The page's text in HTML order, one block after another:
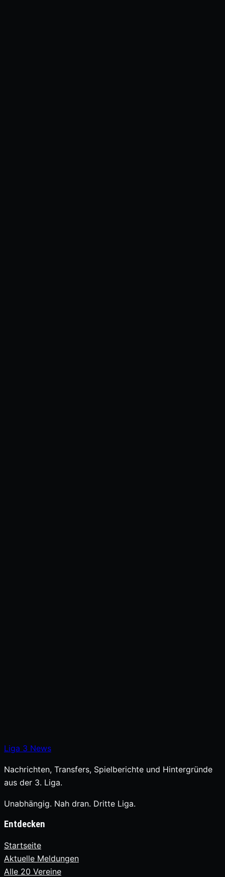
Liga 3 News
Nachrichten, Transfers, Spielberichte und Hintergründe
aus der 3. Liga.
Unabhängig. Nah dran. Dritte Liga.
Entdecken
Startseite
Aktuelle Meldungen
Alle 20 Vereine